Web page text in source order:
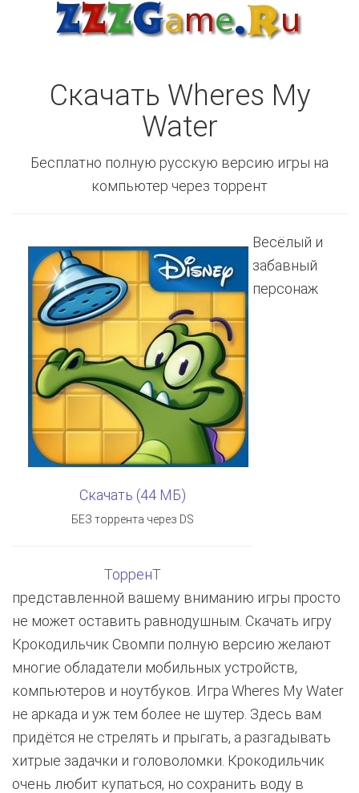
Скачать Wheres My
Water
Бесплатно полную русскую версию игры на
компьютер через торрент
Скачать (44 МБ)
БЕЗ торрента через DS
ТорренТ
Весёлый и
забавный
персонаж
представленной вашему вниманию игры просто
не может оставить равнодушным. Скачать игру
Крокодильчик Свомпи полную версию желают
многие обладатели мобильных устройств,
компьютеров и ноутбуков. Игра Wheres My Water
не аркада и уж тем более не шутер. Здесь вам
придётся не стрелять и прыгать, а разгадывать
хитрые задачки и головоломки. Крокодильчик
очень любит купаться, но сохранить воду в